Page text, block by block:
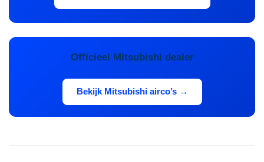
Officieel Mitsubishi dealer
Bekijk Mitsubishi airco’s →